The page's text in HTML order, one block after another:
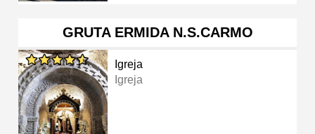
GRUTA ERMIDA N.S.CARMO
Igreja
Igreja